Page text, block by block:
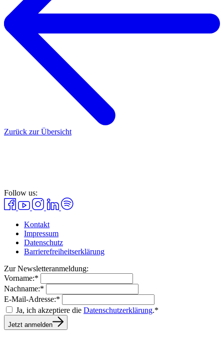
Zurück zur Übersicht
Follow us:
Kontakt
Impressum
Datenschutz
Barrierefreiheitserklärung
Zur Newsletteranmeldung:
Vorname:*
Nachname:*
E-Mail-Adresse:*
Ja, ich akzeptiere die Datenschutzerklärung.*
Jetzt anmelden